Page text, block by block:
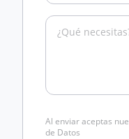
Al enviar aceptas
de Datos